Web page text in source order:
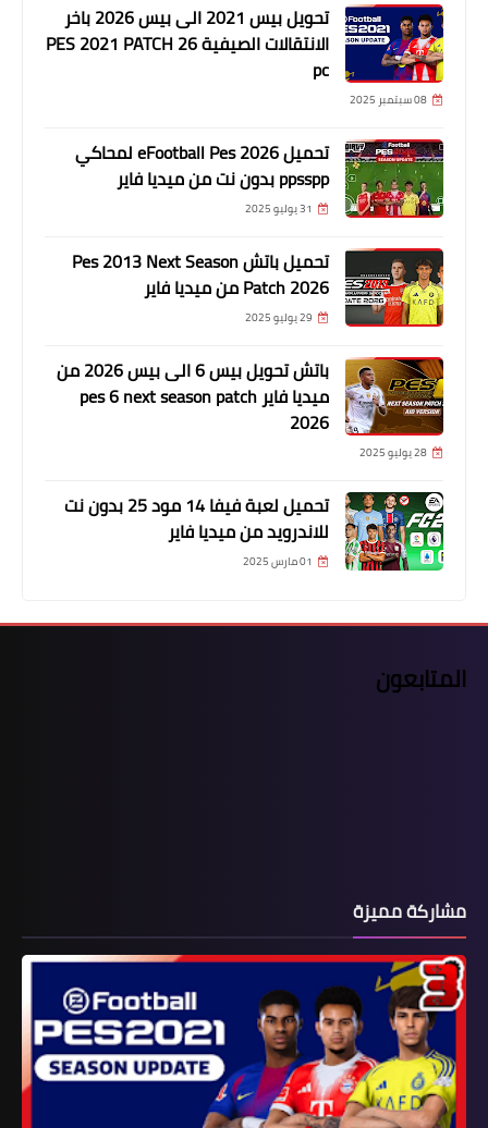
تحويل بيس 2021 الى بيس 2026 باخر
الانتقالات الصيفية PES 2021 PATCH 26
pc
08 سبتمبر 2025
تحميل eFootball Pes 2026 لمحاكي
ppsspp بدون نت من ميديا فاير
31 يوليو 2025
تحميل باتش Pes 2013 Next Season
Patch 2026 من ميديا فاير
29 يوليو 2025
باتش تحويل بيس 6 الى بيس 2026 من
ميديا فاير pes 6 next season patch
2026
28 يوليو 2025
تحميل لعبة فيفا 14 مود 25 بدون نت
للاندرويد من ميديا فاير
01 مارس 2025
المتابعون
مشاركة مميزة